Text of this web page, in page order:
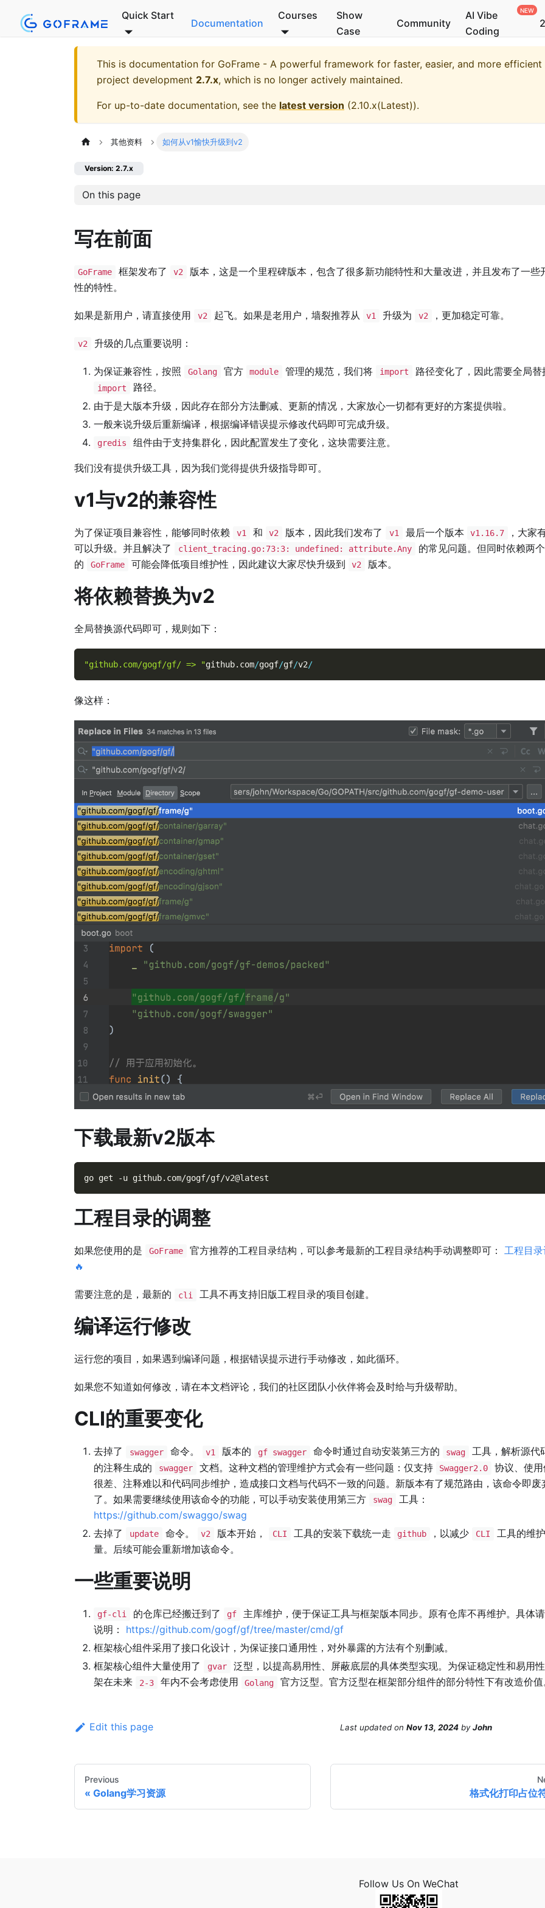
Quick Start
Documentation
Courses
Show
Case
Community
AI Vibe
Coding
This is documentation for GoFrame - A powerful framework for faster, easier, and more efficient
project development 2.7.x, which is no longer actively maintained.
For up-to-date documentation, see the latest version (2.10.x(Latest)).
其他资料 如何从v1愉快升级到v2
Version: 2.7.x
On this page
写在前面
GoFrame 框架发布了 v2
版本，这是一个里程碑版本，包含了很多新功能特性和大量改进，并且发布了一些
性的特性。
如果是新用户，请直接使用 v2 起飞。如果是老用户，墙裂推荐从 v1 升级为 v2 ，更加稳定可靠。
v2 升级的几点重要说明：
为保证兼容性，按照 Golang 官方 module 管理的规范，我们将 import 路径变化了，因此需要全局替
import
路径。
由于是大版本升级，因此存在部分方法删减、更新的情况，大家放心一切都有更好的方案提供啦。
一般来说升级后重新编译，根据编译错误提示修改代码即可完成升级。
gredis 组件由于支持集群化，因此配置发生了变化，这块需要注意。
我们没有提供升级工具，因为我们觉得提供升级指导即可。
v1与v2的兼容性
为了保证项目兼容性，能够同时依赖 v1 和 v2 版本，因此我们发布了 v1 最后一个版本 v1.16.7
，大家
可以升级。并且解决了
client_tracing.go:73:3: undefined: attribute.Any
的常见问题。但同时依赖两
的
GoFrame 可能会降低项目维护性，因此建议大家尽快升级到 v2 版本。
将依赖替换为v2
全局替换源代码即可，规则如下：
"github.com/gogf/gf/ => "github. com/gogf/gf/v2/
像这样：
下载最新v2版本
go get -u github.com/gogf/gf/v2@latest
工程目录的调整
如果您使用的是 GoFrame 官方推荐的工程目录结构，可以参考最新的工程目录结构手动调整即可： 工程目
🔥
需要注意的是，最新的 cli 工具不再支持旧版工程目录的项目创建。
编译运行修改
运行您的项目，如果遇到编译问题，根据错误提示进行手动修改，如此循环。
如果您不知道如何修改，请在本文档评论，我们的社区团队小伙伴将会及时给与升级帮助。
CLI的重要变化
去掉了 swagger 命令。 v1 版本的 gf swagger 命令时通过自动安装第三方的 swag
工具，解析源代
的注释生成的
swagger 文档。这种文档的管理维护方式会有一些问题：仅支持 Swagger2.0
协议、使
很差、注释难以和代码同步维护，造成接口文档与代码不一致的问题。新版本有了规范路由，该命令即废
了。如果需要继续使用该命令的功能，可以手动安装使用第三方
swag
工具：
https://github.com/swaggo/swag
去掉了
update 命令。 v2 版本开始， CLI 工具的安装下载统一走 github ，以减少 CLI
工具的维
量。后续可能会重新增加该命令。
一些重要说明
gf-cli 的仓库已经搬迁到了 gf
主库维护，便于保证工具与框架版本同步。原有仓库不再维护。具体
说明： https://github.com/gogf/gf/tree/master/cmd/gf
框架核心组件采用了接口化设计，为保证接口通用性，对外暴露的方法有个别删减。
框架核心组件大量使用了
gvar
泛型，以提高易用性、屏蔽底层的具体类型实现。为保证稳定性和易用
架在未来
2-3 年内不会考虑使用 Golang 官方泛型。官方泛型在框架部分组件的部分特性下有改造价
Edit this page Last updatedon Nov 13, 2024byJohn
Previous
Golang学习资源 格式化打印占位
Follow Us On WeChat